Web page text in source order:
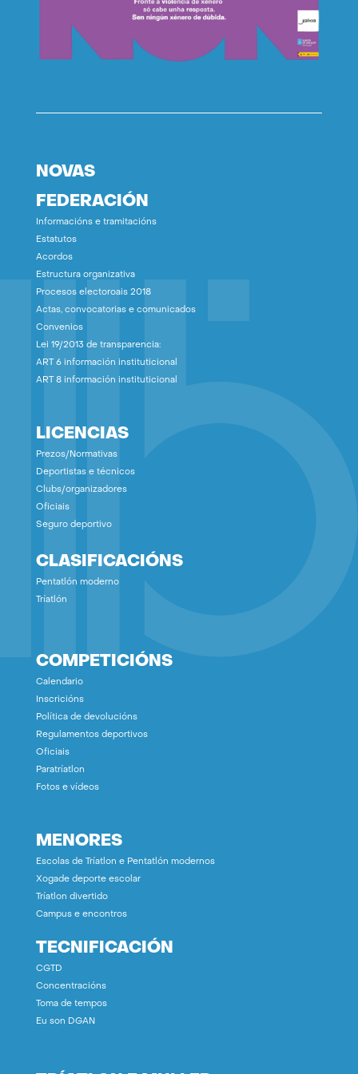
NOVAS
FEDERACIÓN
Informacións e tramitacións
Estatutos
Acordos
Estructura organizativa
Procesos electoroais 2018
Actas, convocatorias e comunicados
Convenios
Lei 19/2013 de transparencia:
ART 6 información instituticional
ART 8 información instituticional
LICENCIAS
Prezos/Normativas
Deportistas e técnicos
Clubs/organizadores
Oficiais
Seguro deportivo
CLASIFICACIÓNS
Pentatlón moderno
Tríatlón
COMPETICIÓNS
Calendario
Inscricións
Política de devolucións
Regulamentos deportivos
Oficiais
Paratríatlon
Fotos e vídeos
MENORES
Escolas de Tríatlon e Pentatlón modernos
Xogade deporte escolar
Tríatlon divertido
Campus e encontros
TECNIFICACIÓN
CGTD
Concentracións
Toma de tempos
Eu son DGAN